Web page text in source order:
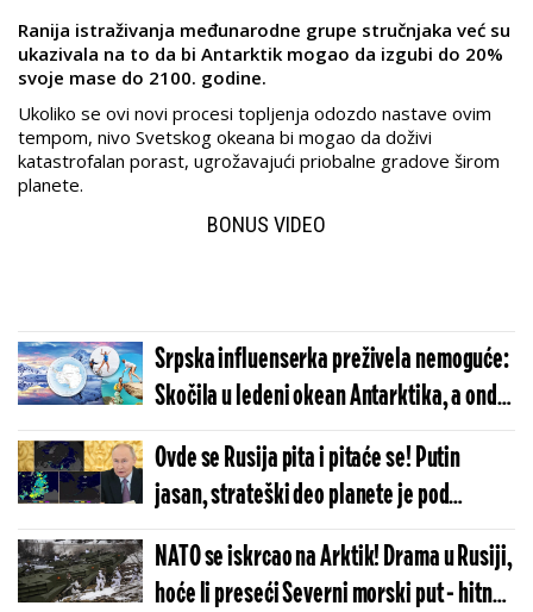
Ranija istraživanja međunarodne grupe stručnjaka već su
ukazivala na to da bi Antarktik mogao da izgubi do 20%
svoje mase do 2100. godine.
Ukoliko se ovi novi procesi topljenja odozdo nastave ovim
tempom, nivo Svetskog okeana bi mogao da doživi
katastrofalan porast, ugrožavajući priobalne gradove širom
planete.
BONUS VIDEO
Srpska influenserka preživela nemoguće:
Skočila u ledeni okean Antarktika, a onda
joj je telo... (FOTO)
Ovde se Rusija pita i pitaće se! Putin
jasan, strateški deo planete je pod
kontrolom Moskve!
NATO se iskrcao na Arktik! Drama u Rusiji,
hoće li preseći Severni morski put - hitno